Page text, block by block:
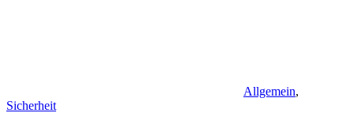
Allgemein,
Sicherheit